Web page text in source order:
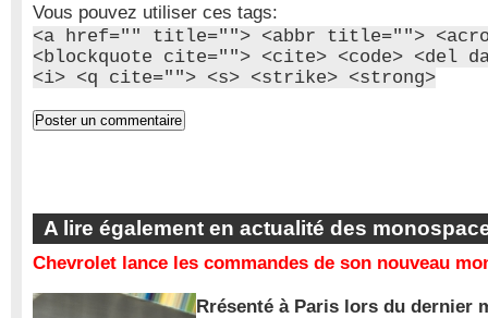
Vous pouvez utiliser ces tags:
<a href="" title=""> <abbr title="">
<blockquote cite=""> <cite> <code> <del
<i> <q cite=""> <s> <strike> <strong>
A lire également en actualité des
Chevrolet lance les commandes de son nouveau
Rrésenté à Paris lors du dernier